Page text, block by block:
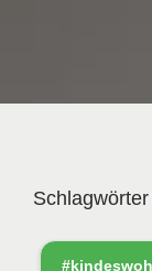
Schlagwörter